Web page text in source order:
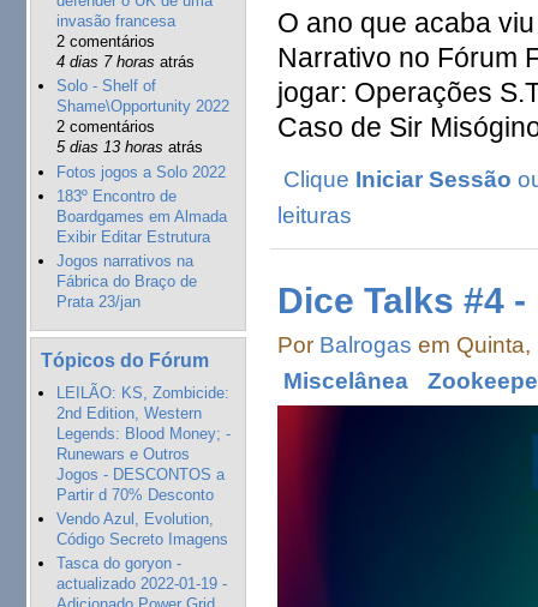
invasão francesa
2 comentários
4 dias 7 horas atrás
Solo - Shelf of
Shame\Opportunity 2022
2 comentários
5 dias 13 horas atrás
Fotos jogos a Solo 2022
183º Encontro de
Boardgames em Almada
Exibir Editar Estrutura
Jogos narrativos na
Fábrica do Braço de
Prata 23/jan
Tópicos do Fórum
LEILÃO: KS, Zombicide:
2nd Edition, Western
Legends: Blood Money; -
Runewars e Outros
Jogos - DESCONTOS a
Partir d 70% Desconto
Vendo Azul, Evolution,
Código Secreto Imagens
Tasca do goryon -
actualizado 2022-01-19 -
O ano que acaba
Narrativo no Fórum
jogar: Operações
Caso de Sir
Clique Iniciar Sessão
leituras
Dice Talks #4
Por Balrogas em Quinta,
Miscelânea